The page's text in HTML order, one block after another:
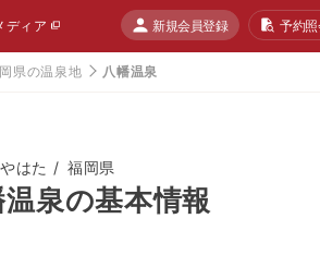
ディア 新規会員登録 予約照
県の温泉地 八幡温泉
やはた 福岡県
温泉の基本情報